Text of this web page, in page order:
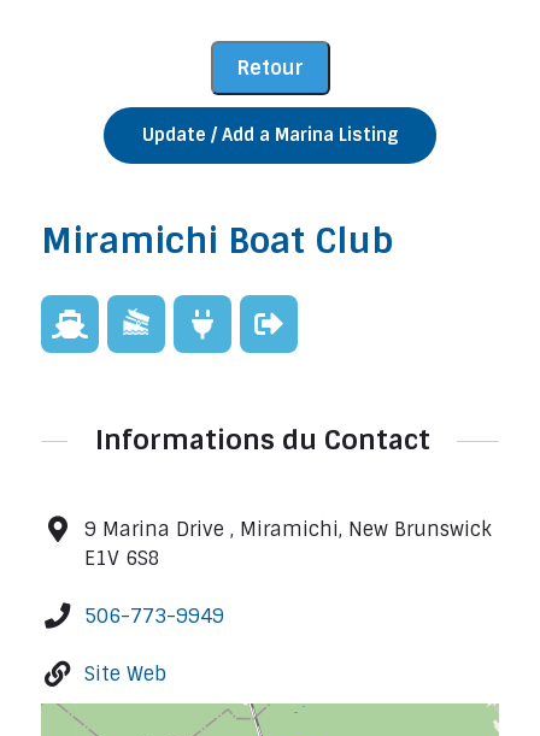
Update / Add a Marina Listing
Miramichi Boat Club
Informations du Contact
9 Marina Drive , Miramichi, New Brunswick
E1V 6S8
506-773-9949
Site Web